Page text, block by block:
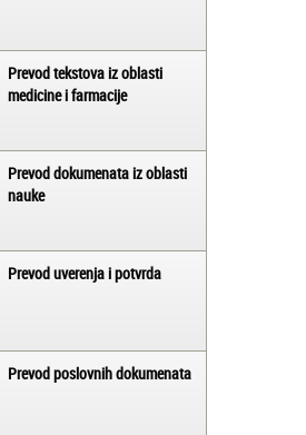
Prevod tekstova iz oblasti
medicine i farmacije
Prevod dokumenata iz oblasti
nauke
Prevod uverenja i potvrda
Prevod poslovnih dokumenata